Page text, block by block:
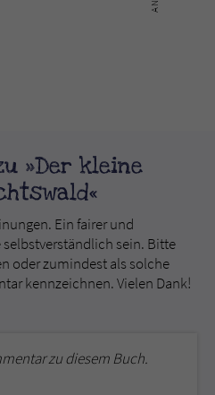
»Der kleine
Ein fairer und
sein. Bitte
oder zumindest als solche
kennzeichnen. Vielen Dank!
zu diesem Buch.